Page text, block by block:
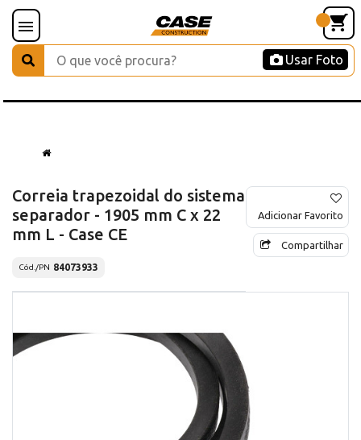
Usar Foto
Correia trapezoidal do sistema
separador - 1905 mm C x 22
mm L - Case CE
Cód./PN 84073933
Adicionar Favorito
Compartilhar